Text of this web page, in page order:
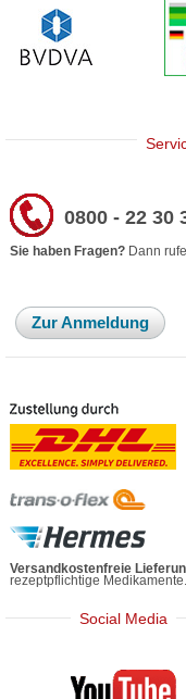
0800 - 22 30
Sie haben Fragen? Dann
Zur Anmeldung
Versandkostenfreie
rezeptpflichtige
Social Media
Mediherz